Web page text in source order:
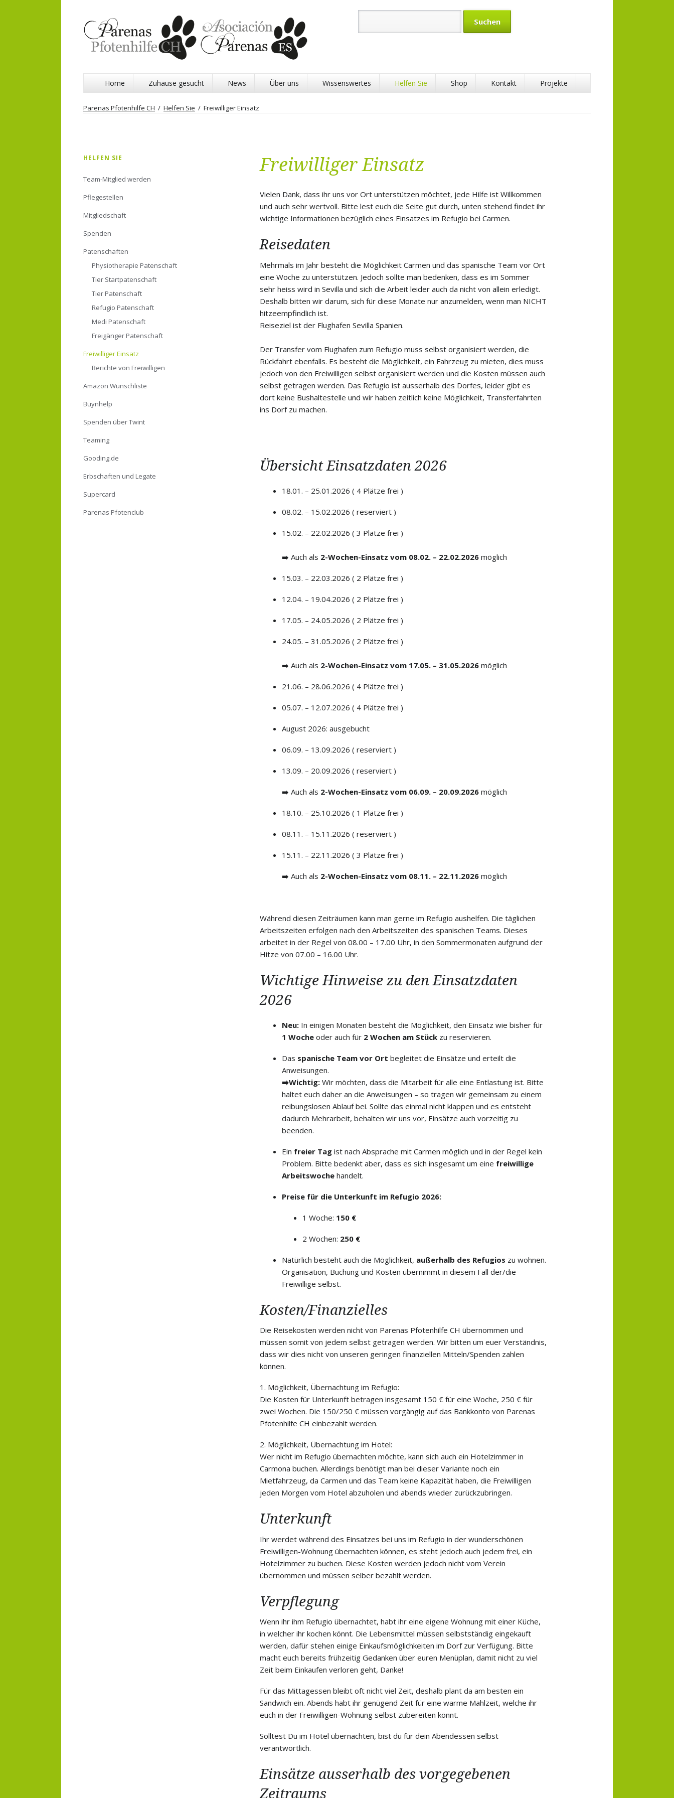
Navigation
überspringen
Home Zuhause gesucht News Über uns Wissenswertes Helfen Sie
Tier Startpatenschaft
Tier Patenschaft
Refugio Patenschaft
Berichte von Freiwilligen
Shop Kontakt Projekte
Parenas Pfotenhilfe CH Helfen Sie Freiwilliger Einsatz
Freiwilliger Einsatz
Vielen Dank, dass ihr uns vor Ort unterstützen möchtet, jede Hilfe ist Willkommen
und auch sehr wertvoll. Bitte lest euch die Seite gut durch, unten stehend findet ihr
wichtige Informationen bezüglich eines Einsatzes im Refugio bei Carmen.
Reisedaten
Mehrmals im Jahr besteht die Möglichkeit Carmen und das spanische Team vor Ort
eine Woche zu unterstützen. Jedoch sollte man bedenken, dass es im Sommer
sehr heiss wird in Sevilla und sich die Arbeit leider auch da nicht von allein erledigt.
Deshalb bitten wir darum, sich für diese Monate nur anzumelden, wenn man NICHT
hitzeempfindlich ist.
Reiseziel ist der Flughafen Sevilla Spanien.
Der Transfer vom Flughafen zum Refugio muss selbst organisiert werden, die
Rückfahrt ebenfalls. Es besteht die Möglichkeit, ein Fahrzeug zu mieten, dies muss
jedoch von den Freiwilligen selbst organisiert werden und die Kosten müssen auch
selbst getragen werden. Das Refugio ist ausserhalb des Dorfes, leider gibt es
dort keine Bushaltestelle und wir haben zeitlich keine Möglichkeit, Transferfahrten
ins Dorf zu machen.
Übersicht Einsatzdaten 2026
18.01. – 25.01.2026 ( 4 Plätze frei )
08.02. – 15.02.2026 ( reserviert )
15.02. – 22.02.2026 ( 3 Plätze frei )
➡️ Auch als 2-Wochen-Einsatz vom 08.02. – 22.02.2026 möglich
15.03. – 22.03.2026 ( 2 Plätze frei )
12.04. – 19.04.2026 ( 2 Plätze frei )
17.05. – 24.05.2026 ( 2 Plätze frei )
24.05. – 31.05.2026 ( 2 Plätze frei )
➡️ Auch als 2-Wochen-Einsatz vom 17.05. – 31.05.2026 möglich
21.06. – 28.06.2026 ( 4 Plätze frei )
05.07. – 12.07.2026 ( 4 Plätze frei )
August 2026: ausgebucht
06.09. – 13.09.2026 ( reserviert )
13.09. – 20.09.2026 ( reserviert )
➡️ Auch als 2-Wochen-Einsatz vom 06.09. – 20.09.2026 möglich
18.10. – 25.10.2026 ( 1 Plätze frei )
08.11. – 15.11.2026 ( reserviert )
15.11. – 22.11.2026 ( 3 Plätze frei )
➡️ Auch als 2-Wochen-Einsatz vom 08.11. – 22.11.2026 möglich
Während diesen Zeiträumen kann man gerne im Refugio aushelfen. Die täglichen
Arbeitszeiten erfolgen nach den Arbeitszeiten des spanischen Teams. Dieses
arbeitet in der Regel von 08.00 – 17.00 Uhr, in den Sommermonaten aufgrund der
Hitze von 07.00 – 16.00 Uhr.
Wichtige Hinweise zu den Einsatzdaten
2026
Neu: In einigen Monaten besteht die Möglichkeit, den Einsatz wie bisher für
1 Woche oder auch für 2 Wochen am Stück zu reservieren.
Das spanische Team vor Ort begleitet die Einsätze und erteilt die
Anweisungen.
➡️Wichtig: Wir möchten, dass die Mitarbeit für alle eine Entlastung ist. Bitte
haltet euch daher an die Anweisungen – so tragen wir gemeinsam zu einem
reibungslosen Ablauf bei. Sollte das einmal nicht klappen und es entsteht
dadurch Mehrarbeit, behalten wir uns vor, Einsätze auch vorzeitig zu
beenden.
Ein freier Tag ist nach Absprache mit Carmen möglich und in der Regel kein
Problem. Bitte bedenkt aber, dass es sich insgesamt um eine freiwillige
Arbeitswoche handelt.
Preise für die Unterkunft im Refugio 2026:
1 Woche: 150 €
2 Wochen: 250 €
Natürlich besteht auch die Möglichkeit, außerhalb des Refugios zu wohnen.
Organisation, Buchung und Kosten übernimmt in diesem Fall der/die
Freiwillige selbst.
Kosten/Finanzielles
Die Reisekosten werden nicht von Parenas Pfotenhilfe CH übernommen und
müssen somit von jedem selbst getragen werden. Wir bitten um euer Verständnis,
dass wir dies nicht von unseren geringen finanziellen Mitteln/Spenden zahlen
können.
1. Möglichkeit, Übernachtung im Refugio:
Die Kosten für Unterkunft betragen insgesamt 150 € für eine Woche, 250 € für
zwei Wochen. Die 150/250 € müssen vorgängig auf das Bankkonto von Parenas
Pfotenhilfe CH einbezahlt werden.
2. Möglichkeit, Übernachtung im Hotel:
Wer nicht im Refugio übernachten möchte, kann sich auch ein Hotelzimmer in
Carmona buchen. Allerdings benötigt man bei dieser Variante noch ein
Mietfahrzeug, da Carmen und das Team keine Kapazität haben, die Freiwilligen
jeden Morgen vom Hotel abzuholen und abends wieder zurückzubringen.
Unterkunft
Ihr werdet während des Einsatzes bei uns im Refugio in der wunderschönen
Freiwilligen-Wohnung übernachten können, es steht jedoch auch jedem frei, ein
Hotelzimmer zu buchen. Diese Kosten werden jedoch nicht vom Verein
übernommen und müssen selber bezahlt werden.
Verpflegung
Wenn ihr ihm Refugio übernachtet, habt ihr eine eigene Wohnung mit einer Küche,
in welcher ihr kochen könnt. Die Lebensmittel müssen selbstständig eingekauft
werden, dafür stehen einige Einkaufsmöglichkeiten im Dorf zur Verfügung. Bitte
macht euch bereits frühzeitig Gedanken über euren Menüplan, damit nicht zu viel
Zeit beim Einkaufen verloren geht, Danke!
Für das Mittagessen bleibt oft nicht viel Zeit, deshalb plant da am besten ein
Sandwich ein. Abends habt ihr genügend Zeit für eine warme Mahlzeit, welche ihr
euch in der Freiwilligen-Wohnung selbst zubereiten könnt.
Solltest Du im Hotel übernachten, bist du für dein Abendessen selbst
verantwortlich.
Einsätze ausserhalb des vorgegebenen
Zeitraums
Navigation
HELFEN SIE
Team-Mitglied werden
Pflegestellen
Mitgliedschaft
Spenden
Patenschaften
Physiotherapie Patenschaft
Tier Startpatenschaft
Tier Patenschaft
Refugio Patenschaft
Medi Patenschaft
Freigänger Patenschaft
Freiwilliger Einsatz
Berichte von Freiwilligen
Amazon Wunschliste
Buynhelp
Spenden über Twint
Teaming
Gooding.de
Erbschaften und Legate
Supercard
Parenas Pfotenclub